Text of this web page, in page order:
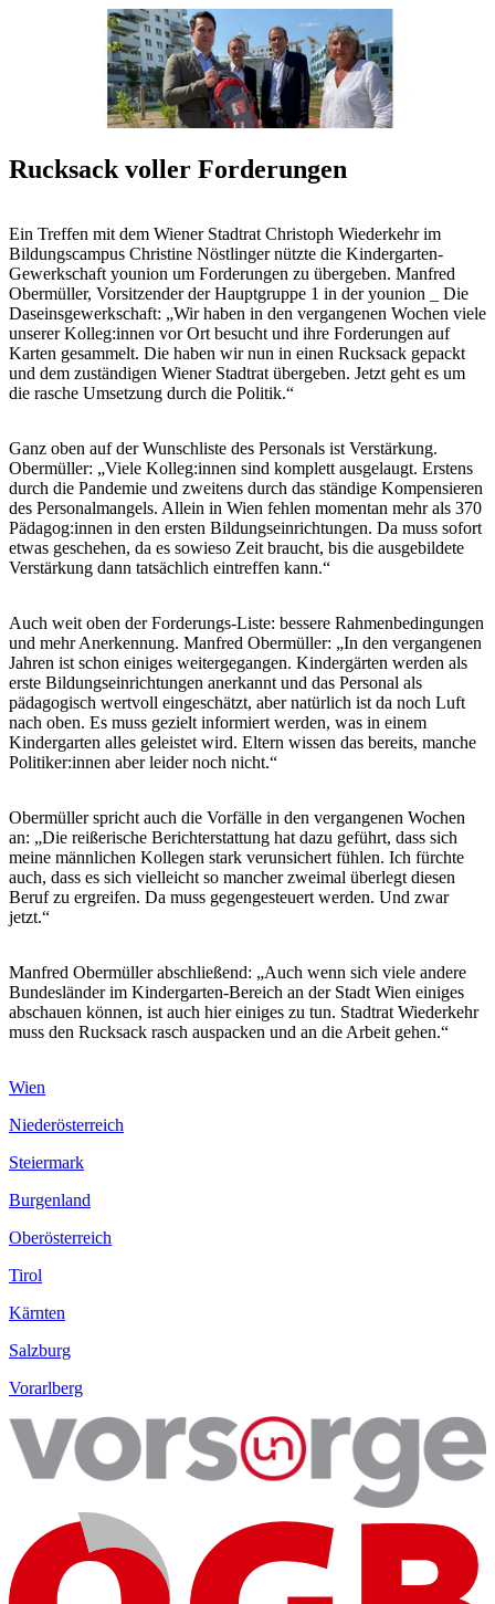
Rucksack voller Forderungen
Ein Treffen mit dem Wiener Stadtrat Christoph Wiederkehr im
Bildungscampus Christine Nöstlinger nützte die Kindergarten-
Gewerkschaft younion um Forderungen zu übergeben. Manfred
Obermüller, Vorsitzender der Hauptgruppe 1 in der younion _ Die
Daseinsgewerkschaft: „Wir haben in den vergangenen Wochen viele
unserer Kolleg:innen vor Ort besucht und ihre Forderungen auf
Karten gesammelt. Die haben wir nun in einen Rucksack gepackt
und dem zuständigen Wiener Stadtrat übergeben. Jetzt geht es um
die rasche Umsetzung durch die Politik.“
Ganz oben auf der Wunschliste des Personals ist Verstärkung.
Obermüller: „Viele Kolleg:innen sind komplett ausgelaugt. Erstens
durch die Pandemie und zweitens durch das ständige Kompensieren
des Personalmangels. Allein in Wien fehlen momentan mehr als 370
Pädagog:innen in den ersten Bildungseinrichtungen. Da muss sofort
etwas geschehen, da es sowieso Zeit braucht, bis die ausgebildete
Verstärkung dann tatsächlich eintreffen kann.“
Auch weit oben der Forderungs-Liste: bessere Rahmenbedingungen
und mehr Anerkennung. Manfred Obermüller: „In den vergangenen
Jahren ist schon einiges weitergegangen. Kindergärten werden als
erste Bildungseinrichtungen anerkannt und das Personal als
pädagogisch wertvoll eingeschätzt, aber natürlich ist da noch Luft
nach oben. Es muss gezielt informiert werden, was in einem
Kindergarten alles geleistet wird. Eltern wissen das bereits, manche
Politiker:innen aber leider noch nicht.“
Obermüller spricht auch die Vorfälle in den vergangenen Wochen
an: „Die reißerische Berichterstattung hat dazu geführt, dass sich
meine männlichen Kollegen stark verunsichert fühlen. Ich fürchte
auch, dass es sich vielleicht so mancher zweimal überlegt diesen
Beruf zu ergreifen. Da muss gegengesteuert werden. Und zwar
jetzt.“
Manfred Obermüller abschließend: „Auch wenn sich viele andere
Bundesländer im Kindergarten-Bereich an der Stadt Wien einiges
abschauen können, ist auch hier einiges zu tun. Stadtrat Wiederkehr
muss den Rucksack rasch auspacken und an die Arbeit gehen.“
Wien
Niederösterreich
Steiermark
Burgenland
Oberösterreich
Tirol
Kärnten
Salzburg
Vorarlberg